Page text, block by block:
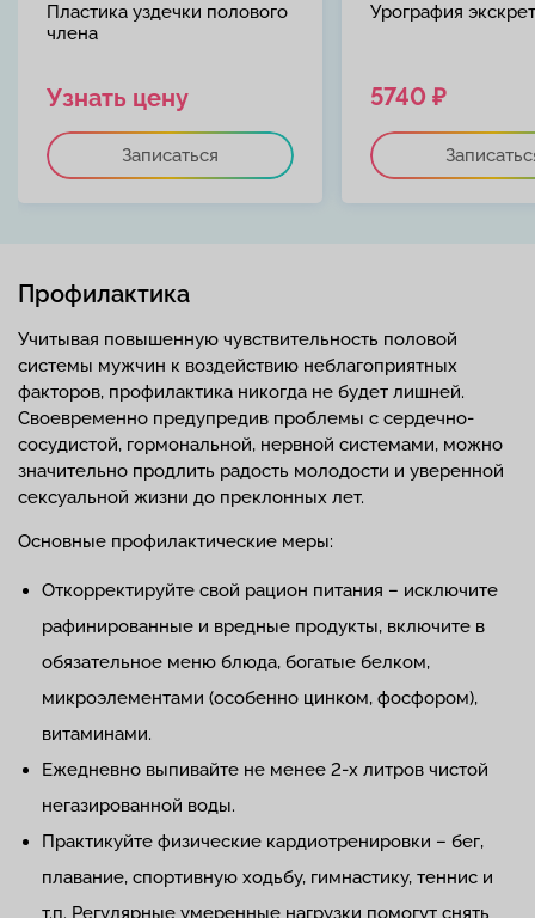
Пластика уздечки полового
члена
Узнать цену
Записаться
Урография
5740 ₽
Профилактика
Учитывая повышенную чувствительность половой
системы мужчин к воздействию неблагоприятных
факторов, профилактика никогда не будет лишней.
Своевременно предупредив проблемы с сердечно-
сосудистой, гормональной, нервной системами, можно
значительно продлить радость молодости и уверенной
сексуальной жизни до преклонных лет.
Основные профилактические меры:
Откорректируйте свой рацион питания – исключите
рафинированные и вредные продукты, включите в
обязательное меню блюда, богатые белком,
микроэлементами (особенно цинком, фосфором),
витаминами.
Ежедневно выпивайте не менее 2-х литров чистой
негазированной воды.
Практикуйте физические кардиотренировки – бег,
плавание, спортивную ходьбу, гимнастику, теннис и
т.п. Регулярные умеренные нагрузки помогут снять